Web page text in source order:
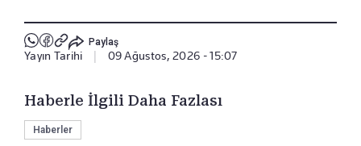
Paylaş
Yayın Tarihi 09 Ağustos, 2026 - 15:07
Haberle İlgili Daha Fazlası
Haberler